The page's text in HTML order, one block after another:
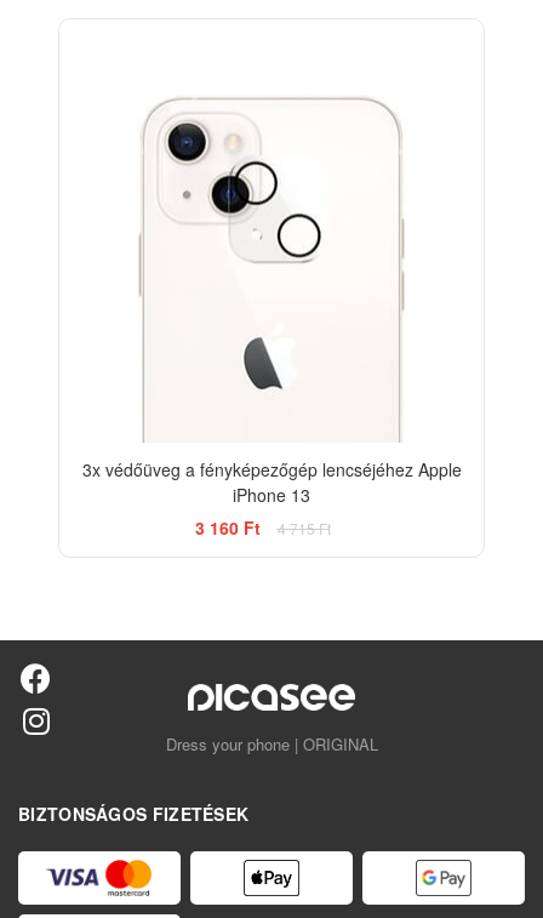
3x védőüveg a fényképezőgép lencséjéhez Apple
iPhone 13
3 160 Ft
4 715 Ft
Dress your phone | ORIGINAL
BIZTONSÁGOS FIZETÉSEK